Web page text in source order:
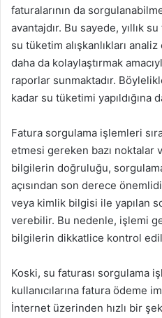
faturalarının da
avantajdır. Bu sayede, yıllık
su tüketim alışkanlıkları
daha da kolaylaştırmak
raporlar sunmaktadır.
kadar su tüketimi yapıldığına
Fatura sorgulama işlemleri
etmesi gereken bazı noktalar
bilgilerin doğruluğu,
açısından son derece
veya kimlik bilgisi ile yapılan
verebilir. Bu nedenle, işlemi
bilgilerin dikkatlice kontrol
Koski, su faturası sorgulama
kullanıcılarına fatura ödeme
İnternet üzerinden hızlı bir